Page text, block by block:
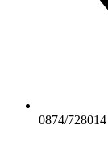
0874/728014